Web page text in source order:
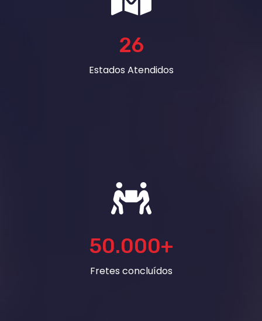
26
Estados Atendidos
50.000+
Fretes concluídos